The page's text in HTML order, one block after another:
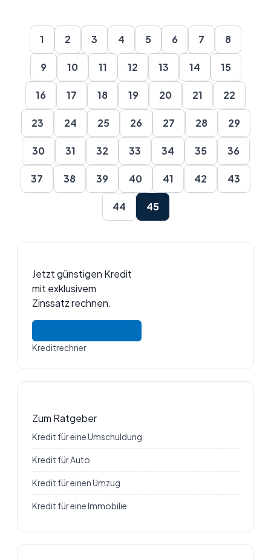
1 2 3 4 5 6 7 8
9 10 11 12 13 14 15
16 17 18 19 20 21 22
23 24 25 26 27 28 29
30 31 32 33 34 35 36
37 38 39 40 41 42 43
44 45
Jetzt günstigen Kredit
mit exklusivem
Zinssatz rechnen.
Kreditrechner
Zum Ratgeber
Kredit für eine Umschuldung
Kredit für Auto
Kredit für einen Umzug
Kredit für eine Immobilie